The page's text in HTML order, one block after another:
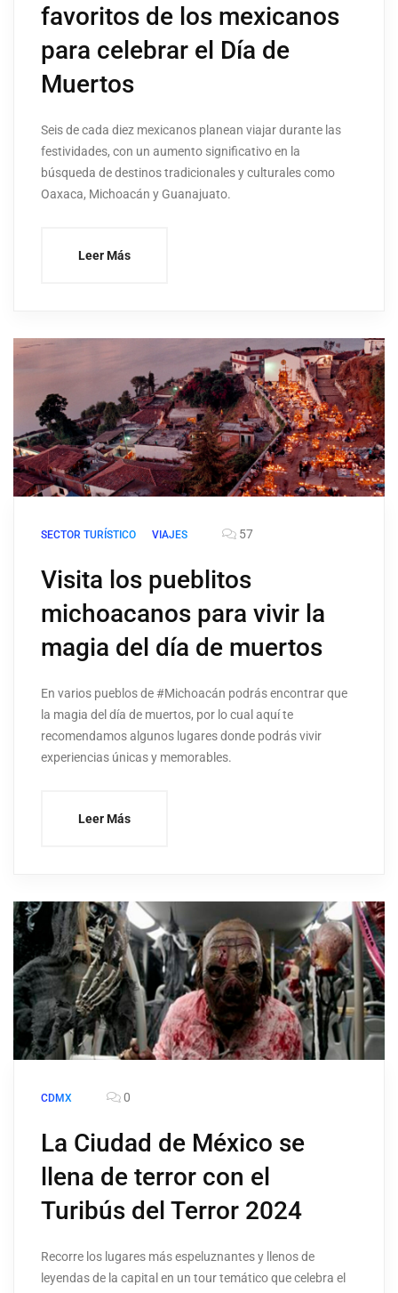
favoritos de los mexicanos
para celebrar el Día de
Muertos
Seis de cada diez mexicanos planean viajar durante las
festividades, con un aumento significativo en la
búsqueda de destinos tradicionales y culturales como
Oaxaca, Michoacán y Guanajuato.
Leer Más
SECTOR TURÍSTICO VIAJES 57
Visita los pueblitos
michoacanos para vivir la
magia del día de muertos
En varios pueblos de #Michoacán podrás encontrar que
la magia del día de muertos, por lo cual aquí te
recomendamos algunos lugares donde podrás vivir
experiencias únicas y memorables.
Leer Más
CDMX 0
La Ciudad de México se
llena de terror con el
Turibús del Terror 2024
Recorre los lugares más espeluznantes y llenos de
leyendas de la capital en un tour temático que celebra el